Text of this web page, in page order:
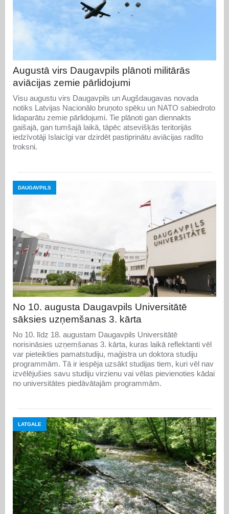
Augustā virs Daugavpils plānoti militārās
aviācijas zemie pārlidojumi
Visu augustu virs Daugavpils un Augšdaugavas novada
notiks Latvijas Nacionālo bruņoto spēku un NATO sabiedroto
lidaparātu zemie pārlidojumi. Tie plānoti gan diennakts
gaišajā, gan tumšajā laikā, tāpēc atsevišķās teritorijās
iedzīvotāji īslaicīgi var dzirdēt pastiprinātu aviācijas radīto
troksni.
DAUGAVPILS
No 10. augusta Daugavpils Universitātē
sāksies uzņemšanas 3. kārta
No 10. līdz 18. augustam Daugavpils Universitātē
norisināsies uzņemšanas 3. kārta, kuras laikā reflektanti vēl
var pieteikties pamatstudiju, maģistra un doktora studiju
programmām. Tā ir iespēja uzsākt studijas tiem, kuri vēl nav
izvēlējušies savu studiju virzienu vai vēlas pievienoties kādai
no universitātes piedāvātajām programmām.
LATGALE